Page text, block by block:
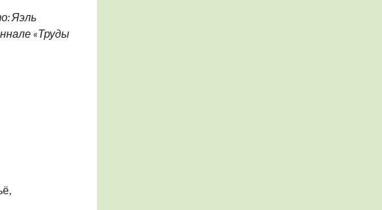
Яэль
«Труды